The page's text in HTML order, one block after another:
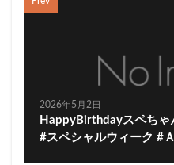
2026年5月2日
HappyBirthdayスペちゃ
#スペシャルウィーク #